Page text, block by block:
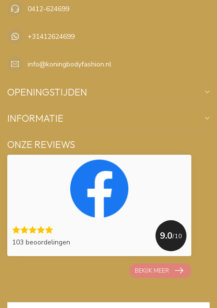
0412-624699
+31412624699
info@koningbodyfashion.nl
OPENINGSTIJDEN
INFORMATIE
ONZE REVIEWS
103 beoordelingen
9.0/10
BEKIJK MEER